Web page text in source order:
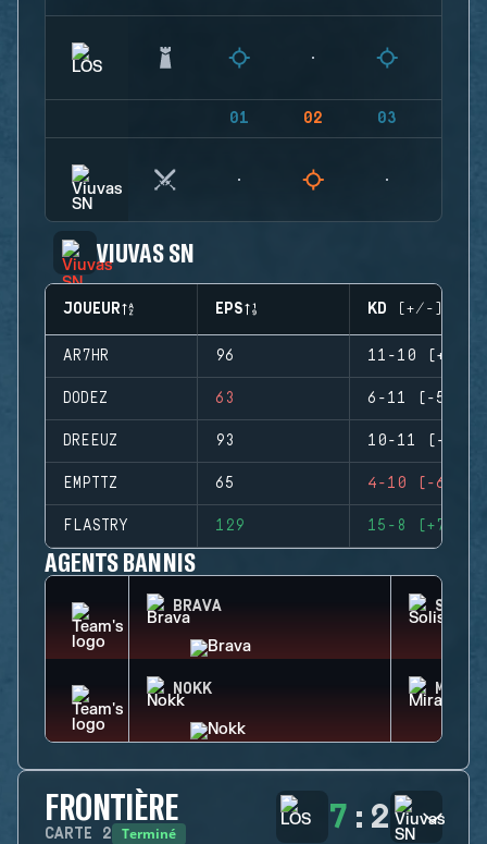
01 02 03
VIUVAS SN
JOUEUR EPS KD (+/-)
AR7HR 96 11-10 (+1)
DODEZ 63 6-11 (-5)
DREEUZ 93 10-11 (-1)
EMPTTZ 65 4-10 (-6)
FLASTRY 129 15-8 (+7)
AGENTS BANNIS
BRAVA SOLIS
NOKK MIRA
FRONTIÈRE
CARTE 2 Terminé 7 : 2